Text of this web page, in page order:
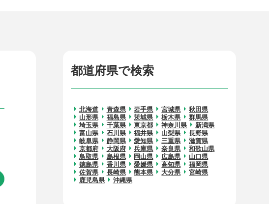
都道府県で検索
北海道 青森県 岩手県 宮城県
秋田県
山形県
福島県 茨城県 栃木県
群馬県
埼玉県
千葉県 東京都 神奈川県
新潟県
富山県
石川県 福井県 山梨県
長野県
岐阜県
静岡県 愛知県 三重県
滋賀県
京都府
大阪府 兵庫県 奈良県
和歌山県
鳥取県
島根県 岡山県 広島県
山口県
徳島県
香川県 愛媛県 高知県
福岡県
佐賀県
長崎県 熊本県 大分県
宮崎県
鹿児島県
沖縄県